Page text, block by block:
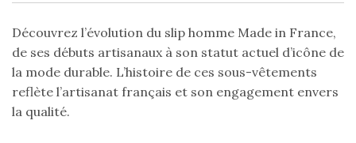
Découvrez l’évolution du slip homme Made in France,
de ses débuts artisanaux à son statut actuel d’icône de
la mode durable. L’histoire de ces sous-vêtements
reflète l’artisanat français et son engagement envers
la qualité.